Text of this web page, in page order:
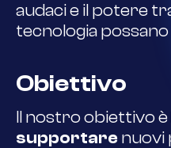
audaci e il potere
tecnologia
Obiettivo
Il nostro obiettivo è
supportare nuovi